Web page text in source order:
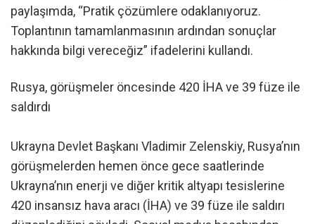
paylaşımda, “Pratik çözümlere odaklanıyoruz.
Toplantının tamamlanmasının ardından sonuçlar
hakkında bilgi vereceğiz” ifadelerini kullandı.
Rusya, görüşmeler öncesinde 420 İHA ve 39 füze ile
saldırdı
Ukrayna Devlet Başkanı Vladimir Zelenskiy, Rusya’nın
görüşmelerden hemen önce gece saatlerinde
Ukrayna’nın enerji ve diğer kritik altyapı tesislerine
420 insansız hava aracı (İHA) ve 39 füze ile saldırı